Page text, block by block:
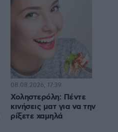
Χοληστερόλη: Πέντε
κινήσεις ματ για να την
ρίξετε χαμηλά
08.08.2026, 17:39